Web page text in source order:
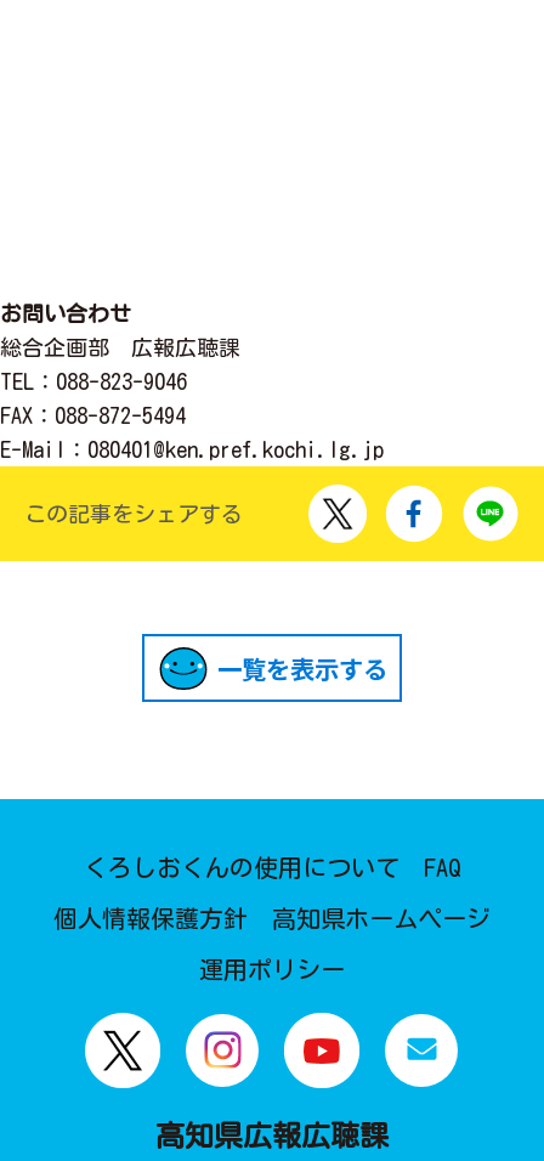
お問い合わせ
総合企画部 広報広聴課
TEL
：088-823-9046
FAX ：088-872-5494
E-Mail
： 080401@ken.pref.kochi.lg.jp
この記事をシェアする
一覧を表示する
くろしおくんの使用について FAQ
個人情報保護方針 高知県ホームページ
運用ポリシー
高知県広報広聴課